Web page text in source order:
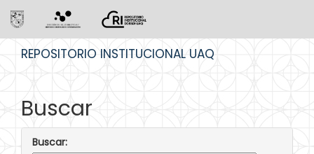
REPOSITORIO INSTITUCIONAL UAQ
Buscar
Buscar: